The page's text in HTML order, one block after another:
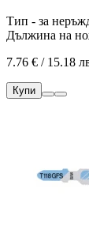
Тип - за
Дължина на
7.76 € / 15.18
Купи